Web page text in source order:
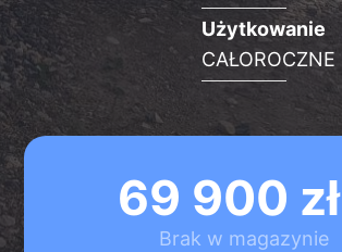
69 900 zł
Brak w magazynie
Użytkowanie
CAŁOROCZNE